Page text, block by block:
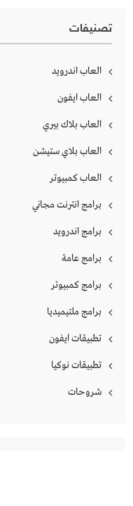
تصنيفات
العاب اندرويد
العاب ايفون
العاب بلاك بيري
العاب بلاي ستيشن
العاب كمبيوتر
برامج انترنت مجاني
برامج اندرويد
برامج عامة
برامج كمبيوتر
برامج ملتيميديا
تطبيقات ايفون
تطبيقات نوكيا
شروحات